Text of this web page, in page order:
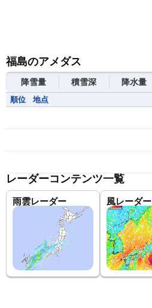
福島のアメダス
降雪量 積雪深 降水量
順位 地点
レーダーコンテンツ一覧
雨雲レーダー 風レーダー